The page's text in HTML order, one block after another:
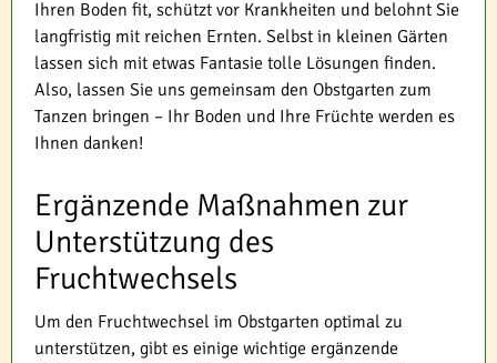
Ihren Boden fit, schützt vor Krankheiten und belohnt Sie
langfristig mit reichen Ernten. Selbst in kleinen Gärten
lassen sich mit etwas Fantasie tolle Lösungen finden.
Also, lassen Sie uns gemeinsam den Obstgarten zum
Tanzen bringen – Ihr Boden und Ihre Früchte werden es
Ihnen danken!
Ergänzende Maßnahmen zur
Unterstützung des
Fruchtwechsels
Um den Fruchtwechsel im Obstgarten optimal zu
unterstützen, gibt es einige wichtige ergänzende